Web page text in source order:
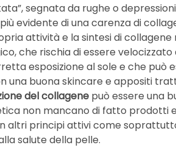
segnata da rughe o
evidente di una carenza di
attività e la sintesi di
che rischia di essere
esposizione al sole e che
una buona skincare e appositi
del collagene può essere una
non mancano di fatto prodotti
altri principi attivi come
salute della pelle.